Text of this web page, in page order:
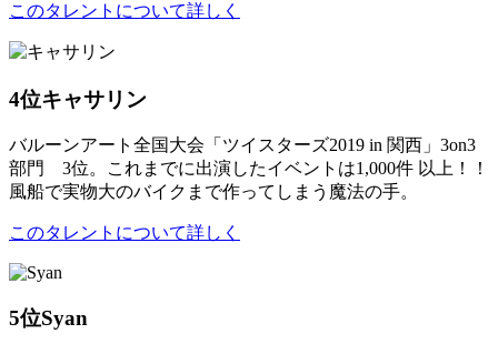
このタレントについて詳しく
4位キャサリン
バルーンアート全国大会「ツイスターズ2019 in 関西」3on3
部門 3位。これまでに出演したイベントは1,000件 以上！！
風船で実物大のバイクまで作ってしまう魔法の手。
このタレントについて詳しく
5位Syan